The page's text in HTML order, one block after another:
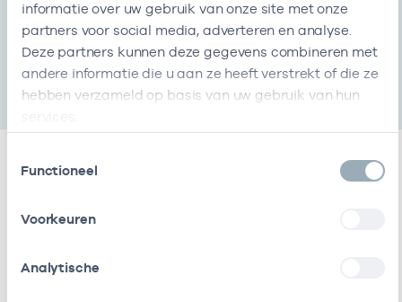
informatie over uw gebruik van onze site met onze
partners voor social media, adverteren en analyse.
Deze partners kunnen deze gegevens combineren met
andere informatie die u aan ze heeft verstrekt of die ze
hebben verzameld op basis van uw gebruik van hun
Functioneel
Voorkeuren
Analytische
KvK-nummer
000037227122
Start
23-05-2017
Einde
-